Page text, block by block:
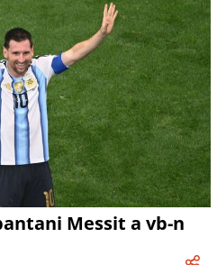
Messit a vb-n